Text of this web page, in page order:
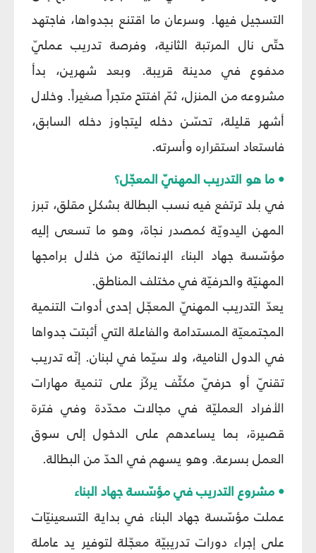
التسجيل فيها. وسرعان ما اقتنع بجدواها، فاجتهد
حتّى نال المرتبة الثانية، وفرصة تدريب عمليّ
مدفوع في مدينة قريبة. وبعد شهرين، بدأ
مشروعه من المنزل، ثمّ افتتح متجراً صغيراً. وخلال
أشهر قليلة، تحسّن دخله ليتجاوز دخله السابق،
فاستعاد استقراره وأسرته.
• ما هو التدريب المهنيّ المعجّل؟
في بلد ترتفع فيه نسب البطالة بشكلٍ مقلق، تبرز
المهن اليدويّة كمصدر نجاة، وهو ما تسعى إليه
مؤسّسة جهاد البناء الإنمائيّة من خلال برامجها
المهنيّة والحرفيّة في مختلف المناطق.
يعدّ التدريب المهنيّ المعجّل إحدى أدوات التنمية
المجتمعيّة المستدامة والفاعلة التي أثبتت جدواها
في الدول النامية، ولا سيّما في لبنان. إنّه تدريب
تقنيّ أو حرفيّ مكثّف يركّز على تنمية مهارات
الأفراد العمليّة في مجالات محدّدة وفي فترة
قصيرة، بما يساعدهم على الدخول إلى سوق
العمل بسرعة. وهو يسهم في الحدّ من البطالة.
• مشروع التدريب في مؤسّسة جهاد البناء
عملت مؤسّسة جهاد البناء في بداية التسعينيّات
على إجراء دورات تدريبيّة معجّلة لتوفير يد عاملة